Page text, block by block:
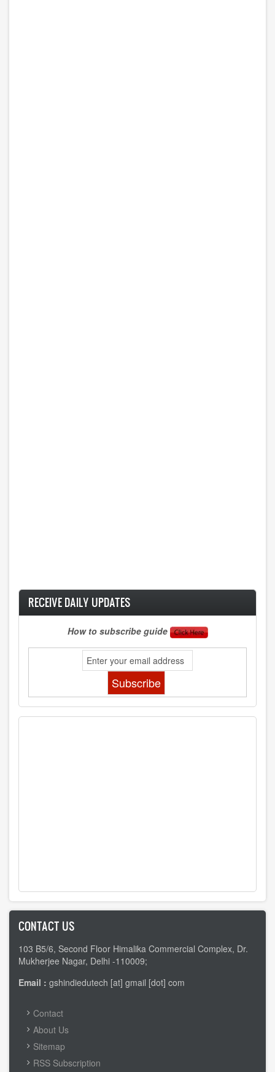
RECEIVE DAILY UPDATES
How to subscribe guide
CONTACT US
103 B5/6, Second Floor Himalika Commercial Complex, Dr.
Mukherjee Nagar, Delhi -110009;
Email : gshindiedutech [at] gmail [dot] com
FOOTER
MENU
Contact
About Us
Sitemap
RSS Subscription